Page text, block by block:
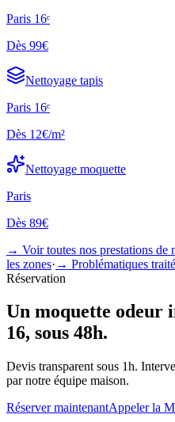
Paris 16ᵉ
Dès 99€
Nettoyage tapis
Paris 16ᵉ
Dès 12€/m²
Nettoyage moquette
Paris
Dès 89€
→ Voir toutes nos prestations de
les zones· → Problématiques
Réservation
Un moquette odeur
16, sous 48h.
Devis transparent sous 1h.
par notre équipe maison.
Réserver maintenantAppeler la